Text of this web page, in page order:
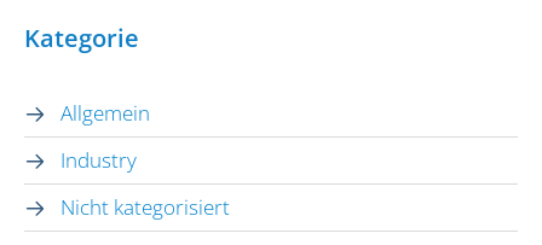
Kategorie
Allgemein
Industry
Nicht kategorisiert